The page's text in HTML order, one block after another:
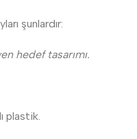
şunlardır:
hedef tasarımı.
plastik.